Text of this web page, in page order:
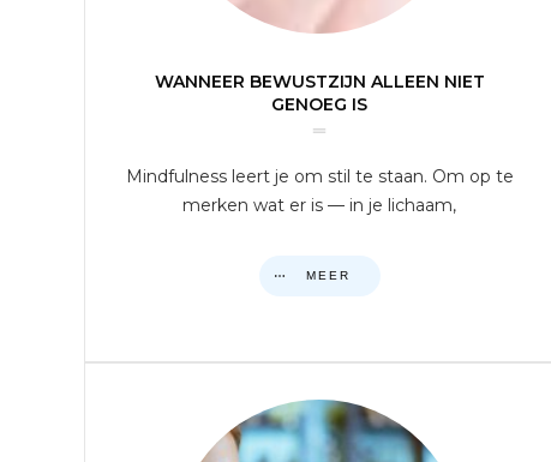
WANNEER BEWUSTZIJN ALLEEN NIET
GENOEG IS
Mindfulness leert je om stil te staan. Om op te
merken wat er is — in je lichaam,
MEER